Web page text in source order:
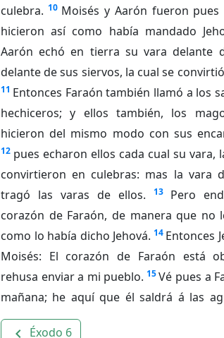
culebra. 10 Moisés y Aarón fueron pues
hicieron así como había mandado
Aarón echó en tierra su vara delante
delante de sus siervos, la cual se
11 Entonces Faraón también llamó a los
hechiceros; y ellos también, los
hicieron del mismo modo con sus
12 pues echaron ellos cada cual su vara,
convirtieron en culebras: mas la vara
tragó las varas de ellos.
13
Pero
corazón de Faraón, de manera que no
como lo había dicho Jehová. 14 Entonces
Moisés: El corazón de Faraón está
rehusa enviar a mi pueblo. 15Vé pues a
mañana; he aquí que él saldrá á las
navigate_before Éxodo 6